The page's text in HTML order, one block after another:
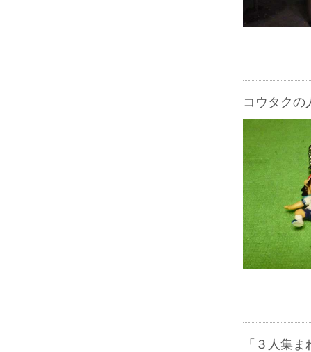
コウタクの
「３人集